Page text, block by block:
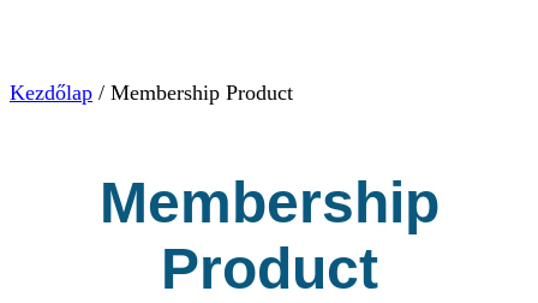
Kezdőlap / Membership Product
Membership
Product